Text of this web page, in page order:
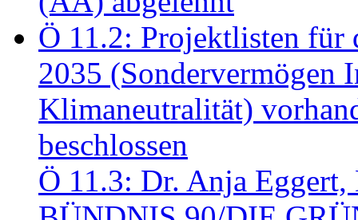
Ö 11.2: Projektlisten für
2035 (Sondervermögen
Klimaneutralität)
beschlossen
Ö 11.3: Dr. Anja